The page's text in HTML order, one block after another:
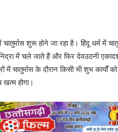
शुरू होने जा रहा है। हिंदू धर्म में
निद्रा में चले जाते हैं और फिर देवउठनी
चातुर्मास के दौरान किसी भी शुभ कार्यों
होगा।